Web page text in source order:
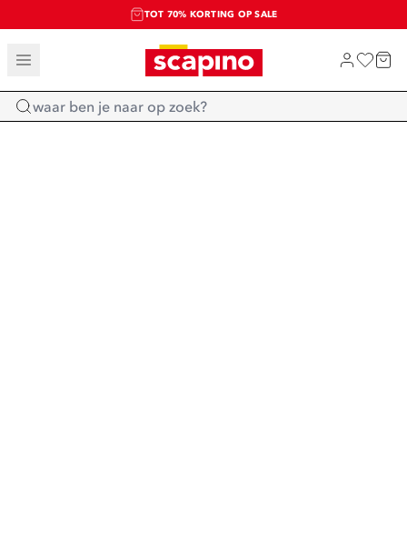
TOT 70% KORTING OP SALE
SALE: LAATSTE KANS!
SHOP NIEUW
Home